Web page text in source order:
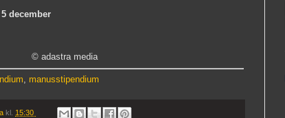
december
© adastra media
, manusstipendium
kl. 15:30